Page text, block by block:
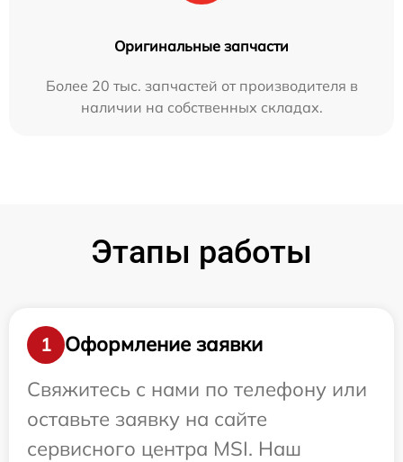
Оригинальные запчасти
Более 20 тыс. запчастей от производителя в
наличии на собственных складах.
Этапы работы
1
Оформление заявки
Свяжитесь с нами по телефону или
оставьте заявку на сайте
сервисного центра MSI. Наш